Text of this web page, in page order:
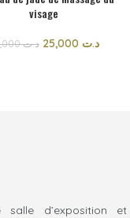
visage
د.ت30,000 د.ت
salle d’exposition et